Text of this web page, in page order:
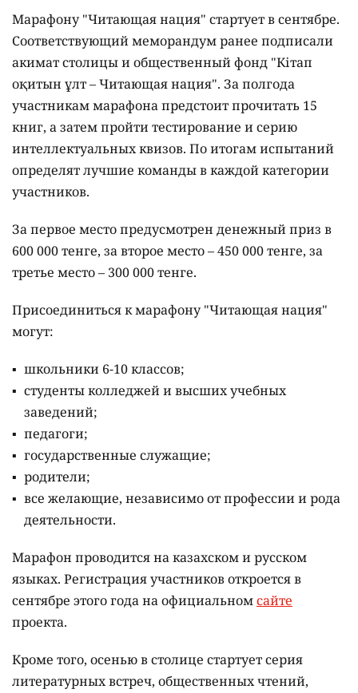
Марафону "Читающая нация" стартует в сентябре.
Соответствующий меморандум ранее подписали
акимат столицы и общественный фонд "Кітап
оқитын ұлт – Читающая нация". За полгода
участникам марафона предстоит прочитать 15
книг, а затем пройти тестирование и серию
интеллектуальных квизов. По итогам испытаний
определят лучшие команды в каждой категории
участников.
За первое место предусмотрен денежный приз в
600 000 тенге, за второе место – 450 000 тенге, за
третье место – 300 000 тенге.
Присоединиться к марафону "Читающая нация"
могут:
школьники 6-10 классов;
студенты колледжей и высших учебных
заведений;
педагоги;
государственные служащие;
родители;
все желающие, независимо от профессии и рода
деятельности.
Марафон проводится на казахском и русском
языках. Регистрация участников откроется в
сентябре этого года на официальномсайте
проекта.
Кроме того, осенью в столице стартует серия
литературных встреч, общественных чтений,